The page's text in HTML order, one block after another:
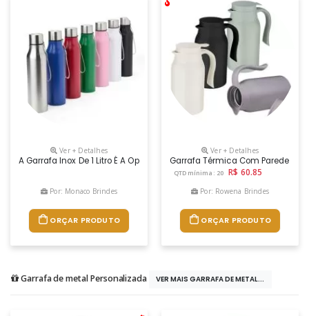
Ver + Detalhes
A Garrafa Inox De 1 Litro É A Opção Perfeita Para Quem Precisa De
Por: Monaco Brindes
ORÇAR PRODUTO
Ver + Detalhes
Garrafa Térmica Com Parede
QTD mínima: 20 R$ 60.85
Por: Rowena Brindes
ORÇAR PRODUTO
Garrafa de metal Personalizada VER MAIS GARRAFA DE METAL...